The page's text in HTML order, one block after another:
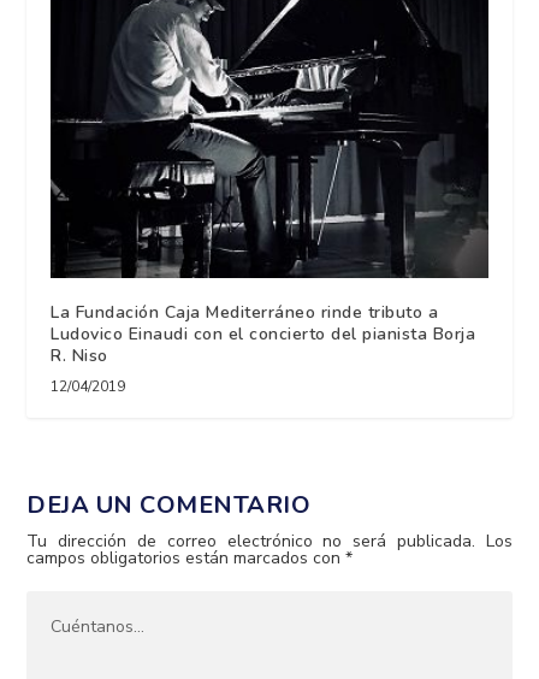
La Fundación Caja Mediterráneo rinde tributo a
Ludovico Einaudi con el concierto del pianista Borja
R. Niso
12/04/2019
DEJA UN COMENTARIO
Tu dirección de correo electrónico no será publicada. Los
campos obligatorios están marcados con*